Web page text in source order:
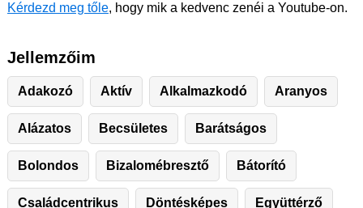
Kérdezd meg tőle, hogy mik a kedvenc zenéi a Youtube-on.
Jellemzőim
Adakozó Aktív Alkalmazkodó Aranyos
Alázatos Becsületes Barátságos
Bolondos Bizalomébresztő Bátorító
Családcentrikus Döntésképes Együttérző